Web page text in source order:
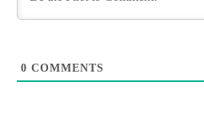
0 COMMENTS